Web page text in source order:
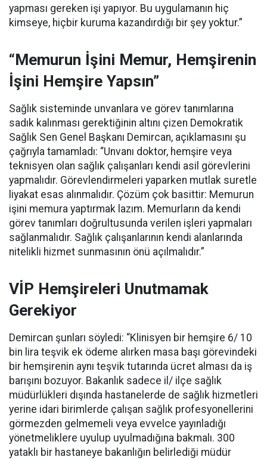
yapması gereken işi yapıyor. Bu uygulamanın hiç
kimseye, hiçbir kuruma kazandırdığı bir şey yoktur.”
“Memurun İşini Memur, Hemşirenin
İşini Hemşire Yapsın”
Sağlık sisteminde unvanlara ve görev tanımlarına
sadık kalınması gerektiğinin altını çizen Demokratik
Sağlık Sen Genel Başkanı Demircan, açıklamasını şu
çağrıyla tamamladı: “Unvanı doktor, hemşire veya
teknisyen olan sağlık çalışanları kendi asil görevlerini
yapmalıdır. Görevlendirmeleri yaparken mutlak suretle
liyakat esas alınmalıdır. Çözüm çok basittir: Memurun
işini memura yaptırmak lazım. Memurların da kendi
görev tanımları doğrultusunda verilen işleri yapmaları
sağlanmalıdır. Sağlık çalışanlarının kendi alanlarında
nitelikli hizmet sunmasının önü açılmalıdır.”
VİP Hemşireleri Unutmamak
Gerekiyor
Demircan şunları söyledi: “Klinisyen bir hemşire 6/ 10
bin lira teşvik ek ödeme alırken masa başı görevindeki
bir hemşirenin aynı teşvik tutarında ücret alması da iş
barışını bozuyor. Bakanlık sadece il/ ilçe sağlık
müdürlükleri dışında hastanelerde de sağlık hizmetleri
yerine idari birimlerde çalışan sağlık profesyonellerini
görmezden gelmemeli veya evvelce yayınladığı
yönetmeliklere uyulup uyulmadığına bakmalı. 300
yataklı bir hastaneye bakanlığın belirlediği müdür